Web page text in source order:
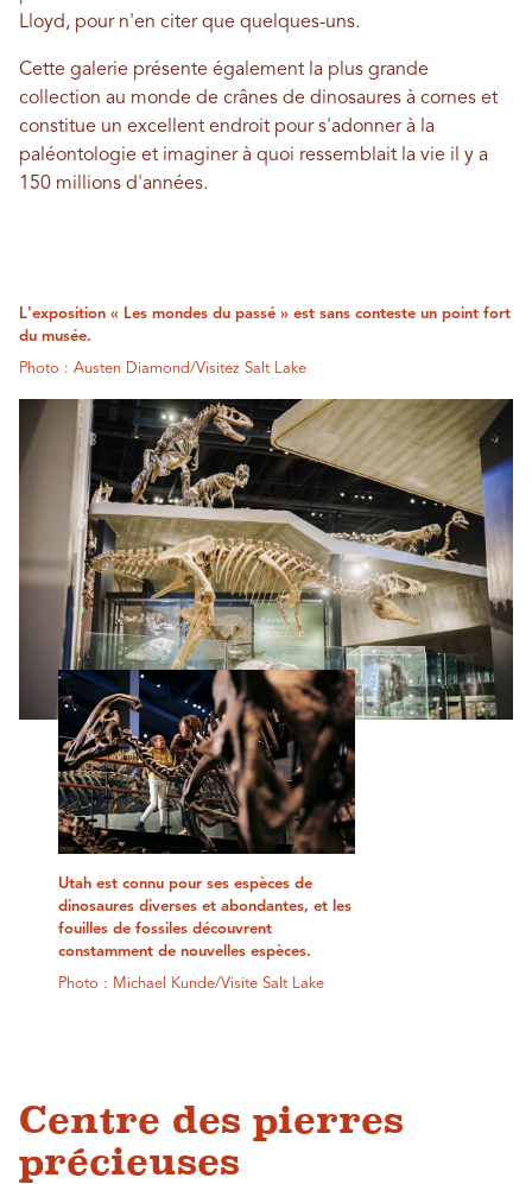
Lloyd, pour n'en citer que quelques-uns.
Cette galerie présente également la plus grande
collection au monde de crânes de dinosaures à cornes et
constitue un excellent endroit pour s'adonner à la
paléontologie et imaginer à quoi ressemblait la vie il y a
150 millions d'années.
Utah est connu pour ses espèces de
dinosaures diverses et abondantes, et les
fouilles de fossiles découvrent
constamment de nouvelles espèces.
Photo : Michael Kunde/Visite Salt Lake
L'exposition « Les mondes du passé » est sans conteste un point fort
du musée.
Photo : Austen Diamond/Visitez Salt Lake
Centre des pierres
précieuses